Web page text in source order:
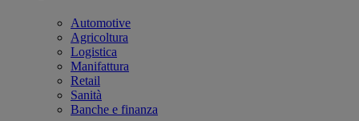
Automotive
Agricoltura
Logistica
Manifattura
Retail
Sanità
Banche e finanza